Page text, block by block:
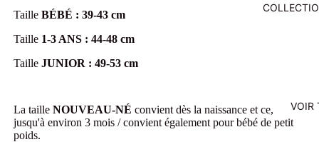
VOIR
Taille BÉBÉ : 39-43 cm
Taille 1-3 ANS : 44-48 cm
Taille JUNIOR : 49-53 cm
La taille NOUVEAU-NÉ convient dès la naissance et ce,
jusqu'à environ 3 mois / convient également pour bébé de petit
poids.